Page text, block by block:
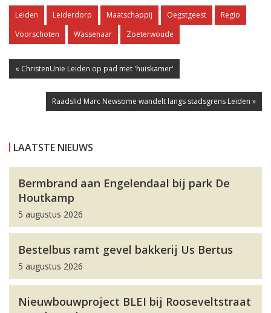
Leiden Leiderdorp Maatschappij Oegstgeest
Regio
Voorschoten
Wassenaar Zoeterwoude
« ChristenUnie Leiden op pad met 'huiskamer'
Raadslid Marc Newsome wandelt langs stadsgrens Leiden »
LAATSTE NIEUWS
Bermbrand aan Engelendaal bij park De
Houtkamp
5 augustus 2026
Bestelbus ramt gevel bakkerij Us Bertus
5 augustus 2026
Nieuwbouwproject BLEI bij Rooseveltstraat